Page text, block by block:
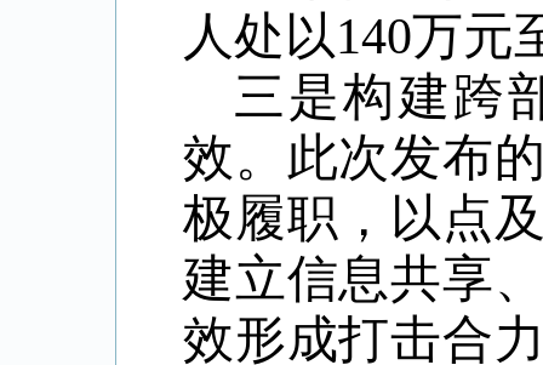
人处以140万元
三是构建跨
效。此次发布
极履职，以点
建立信息共享
效形成打击合